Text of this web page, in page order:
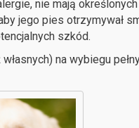
nie mają
jego pies otrzymywał
szkód.
na wybiegu